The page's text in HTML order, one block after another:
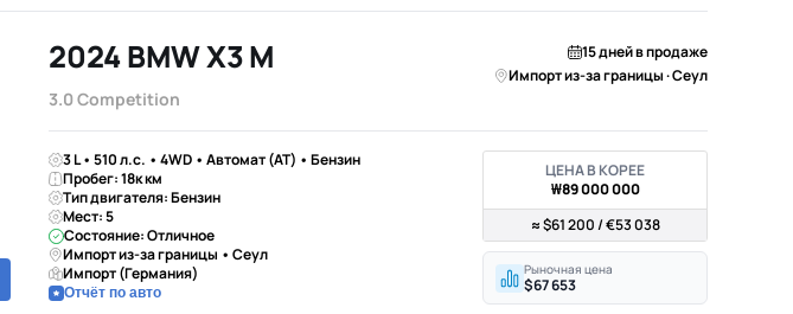
2024 BMW X3 M
3.0 Competition
15 дней в продаже
Импорт из-за границы · Сеул
3 L • 510 л.с. • 4WD • Автомат (AT) • Бензин
Пробег: 18к км
Тип двигателя: Бензин
Мест: 5
Состояние: Отличное
Импорт из-за границы • Сеул
Импорт (Германия)
Отчёт по авто
ЦЕНА В КОРЕЕ
₩89 000 000
≈ $61 200 / €53 038
Рыночная цена
$67 653